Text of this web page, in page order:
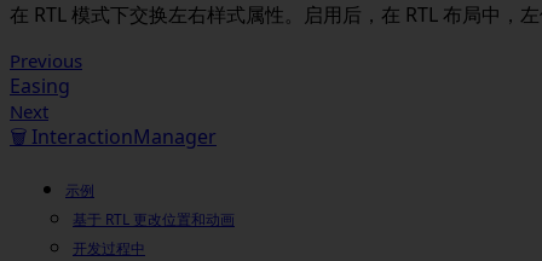
在 RTL 模式下交换左右样式属性。启用后，在 RTL 布局中，
Previous
Easing
Next
🗑️ InteractionManager
示例
基于 RTL 更改位置和动画
开发过程中